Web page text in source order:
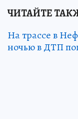
ЧИТАЙТЕ
На трассе в
ночью в ДТП